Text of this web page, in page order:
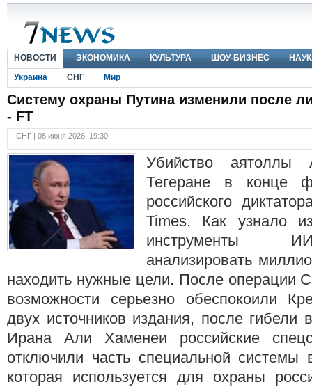
НОВОСТИ ЭКОНОМИКА КУЛЬТУРА ШОУ-БИЗНЕС
Украина
СНГ Мир
Систему охраны Путина изменили после
- FT
СНГ | 08 июня 2026, 19:30
Убийство
Тегеране в конце
российского
Times. Как узнало
инструменты
анализировать
находить нужные цели. После операции
возможности серьезно обеспокоили
двух источников издания, после гибели
Ирана Али Хаменеи российские
отключили часть специальной системы
которая используется для охраны